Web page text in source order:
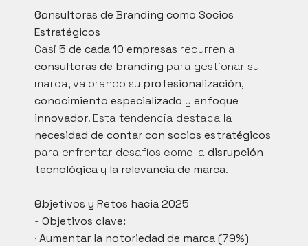
Consultoras de Branding como Socios
Estratégicos
Casi 5 de cada 10 empresas
consultoras de branding para gestionar su
marca, valorando su profesionalización
conocimiento especializado y enfoque
innovador
necesidad de contar con socios estratégicos
para enfrentar desafíos como la disrupción
tecnológica y la relevancia de marca.
Objetivos y Retos hacia 2025
- Objetivos clave:
· Aumentar la notoriedad de marca (79%)